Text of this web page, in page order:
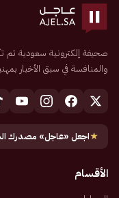
والمنافسة في سبق الأخبار
★اجعل «عاجل» مصدرك
الأقسام